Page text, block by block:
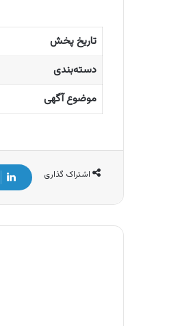
تاریخ پخش
دسته‌بندی
موضوع آگهی
اشتراک گذاری